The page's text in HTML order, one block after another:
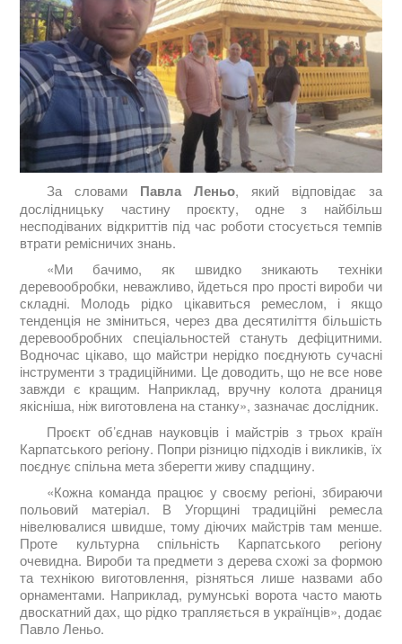
За словами Павла Леньо, який відповідає за
дослідницьку частину проєкту, одне з найбільш
несподіваних відкриттів під час роботи стосується темпів
втрати ремісничих знань.
«Ми бачимо, як швидко зникають техніки
деревообробки, неважливо, йдеться про прості вироби чи
складні. Молодь рідко цікавиться ремеслом, і якщо
тенденція не зміниться, через два десятиліття більшість
деревообробних спеціальностей стануть дефіцитними.
Водночас цікаво, що майстри нерідко поєднують сучасні
інструменти з традиційними. Це доводить, що не все нове
завжди є кращим. Наприклад, вручну колота драниця
якісніша, ніж виготовлена на станку», зазначає дослідник.
Проєкт об’єднав науковців і майстрів з трьох країн
Карпатського регіону. Попри різницю підходів і викликів, їх
поєднує спільна мета зберегти живу спадщину.
«Кожна команда працює у своєму регіоні, збираючи
польовий матеріал. В Угорщині традиційні ремесла
нівелювалися швидше, тому діючих майстрів там менше.
Проте культурна спільність Карпатського регіону
очевидна. Вироби та предмети з дерева схожі за формою
та технікою виготовлення, різняться лише назвами або
орнаментами. Наприклад, румунські ворота часто мають
двоскатний дах, що рідко трапляється в українців», додає
Павло Леньо.